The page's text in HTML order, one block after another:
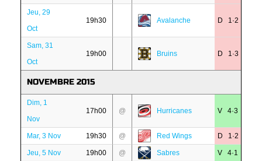
Jeu, 29
Oct
19h30 Avalanche D 1·2
Sam, 31
Oct
19h00 Bruins D 1·3
NOVEMBRE 2015
Dim, 1
Nov
17h00 @ Hurricanes V 4·3
Mar, 3 Nov 19h30 @ Red Wings D 1·2
Jeu, 5 Nov 19h00 @ Sabres V 4·1